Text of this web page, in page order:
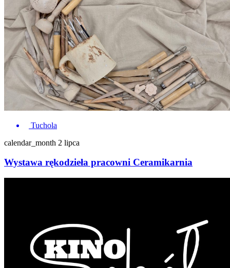
Tuchola
calendar_month 2 lipca
Wystawa rękodzieła pracowni Ceramikarnia